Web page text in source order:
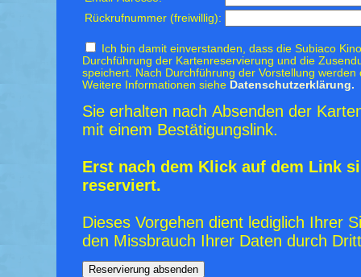
Rückrufnummer (freiwillig):
Ich bin damit einverstanden, dass die Subiaco
Durchführung der Kartenreservierung und die
speichert. Nach Durchführung der Vorstellung
Weitere Informationen siehe Datenschutzerklärung.
Sie erhalten nach Absenden der
mit einem Bestätigungslink.
Erst nach dem Klick auf dem Link
reserviert.
Dieses Vorgehen dient lediglich Ihrer
den Missbrauch Ihrer Daten durch